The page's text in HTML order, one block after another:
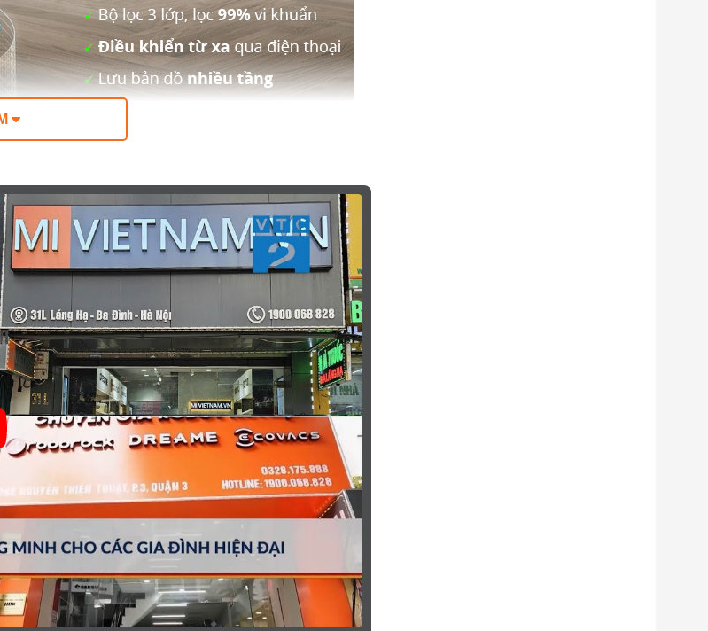
thường,Ecovacs Deboot OZMO T8 AIVI
thân máy, nhờ đó Robot di chuyển đến đâu,
trong nhà đến đó ngay thời gian thực, an